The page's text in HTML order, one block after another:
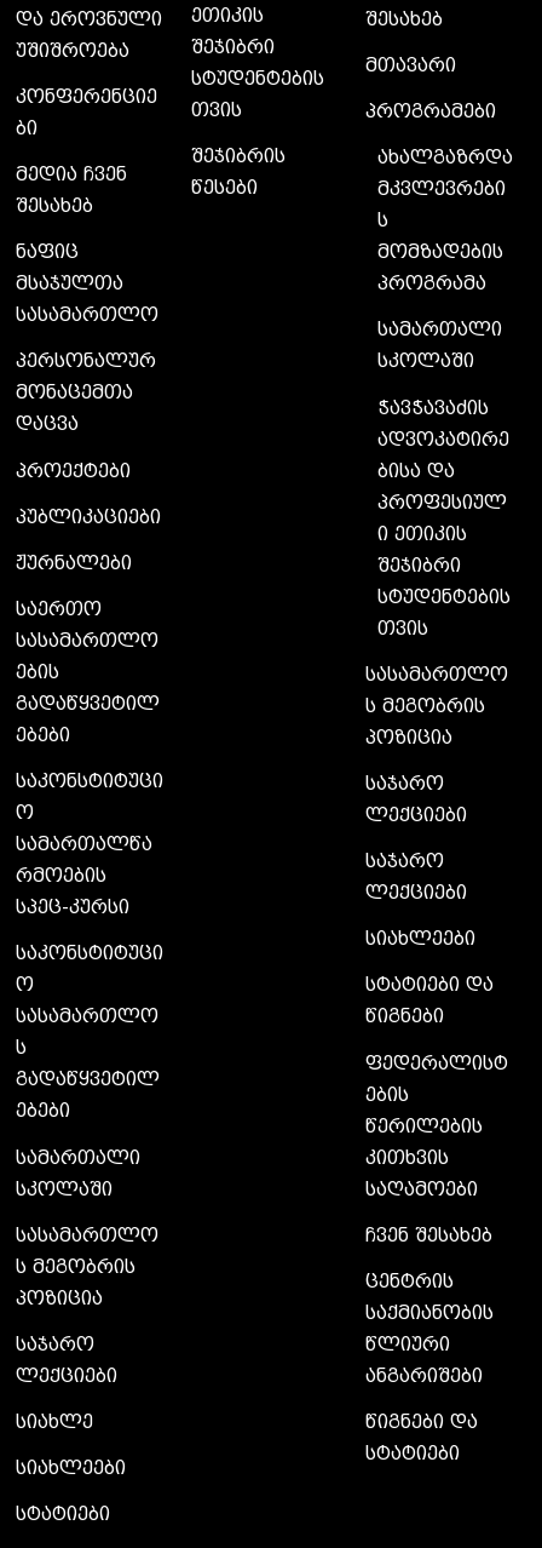
და ეროვნული
უშიშროება
კონფერენციე
ბი
მედია ჩვენ
შესახებ
ნაფიც
მსაჯულთა
სასამართლო
პერსონალურ
მონაცემთა
დაცვა
პროექტები
პუბლიკაციები
ჟურნალები
საერთო
სასამართლო
ების
გადაწყვეტილ
ებები
საკონსტიტუცი
ო
სამართალწა
რმოების
სპეც-კურსი
საკონსტიტუცი
ო
სასამართლო
ს
გადაწყვეტილ
ებები
სამართალი
სკოლაში
სასამართლო
ს მეგობრის
პოზიცია
საჯარო
ლექციები
სიახლე
სიახლეები
სტატიები
ეთიკის
შეჯიბრი
სტუდენტების
თვის
შეჯიბრის
წესები
შესახებ
მთავარი
პროგრამები
ახალგაზრდა
მკვლევრები
ს
მომზადების
პროგრამა
სამართალი
სკოლაში
ჭავჭავაძის
ადვოკატირე
ბისა და
პროფესიულ
ი ეთიკის
შეჯიბრი
სტუდენტების
თვის
სასამართლო
ს მეგობრის
პოზიცია
საჯარო
ლექციები
საჯარო
ლექციები
სიახლეები
სტატიები და
წიგნები
ფედერალისტ
ების
წერილების
კითხვის
საღამოები
ჩვენ შესახებ
ცენტრის
საქმიანობის
წლიური
ანგარიშები
წიგნები და
სტატიები